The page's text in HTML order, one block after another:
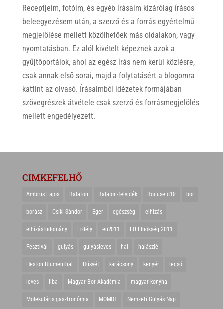
Receptjeim, fotóim, és egyéb írásaim kizárólag írásos
beleegyezésem után, a szerző és a forrás egyértelmű
megjelölése mellett közölhetőek más oldalakon, vagy
nyomtatásban. Ez alól kivételt képeznek azok a
gyűjtőportálok, ahol az egész írás nem kerül közlésre,
csak annak első sorai, majd a folytatásért a blogomra
kattint az olvasó. Írásaimból idézetek formájában
szövegrészek átvétele csak szerző és forrásmegjelölés
mellett engedélyezett.
CIMKEFELHŐ
Ambrus Lajos Balaton Balaton-felvidék Bocuse d'Or bor
borász Csíki Sándor Eger egészség elhízás
elhízástudomány Erdély eu2011 EU Elnökség 2011
Fesztivál gulyás gulyásleves hal halászlé
Heston Blumenthal Húsvét karácsony kenyér lecsó
leves liba Magyar Bor Akadémia magyar konyha
Molekuláris gasztronómia MOMOT Nemzeti Gulyás Nap